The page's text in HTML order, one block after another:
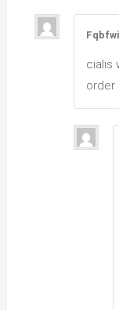
cialis
order